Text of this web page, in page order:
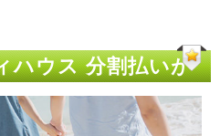
ハウス 分割払いが